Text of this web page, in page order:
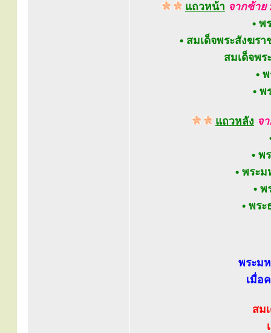
แถวหน้า จากซ้าย
• พ
• สมเด็จพระสังฆร
สมเด็จพ
•
• พ
แถวหลัง จ
• พ
• พระ
•
• พร
พระม
เมื่อ
สม